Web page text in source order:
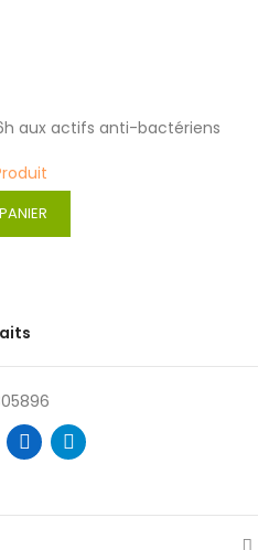
aux actifs anti-bactériens